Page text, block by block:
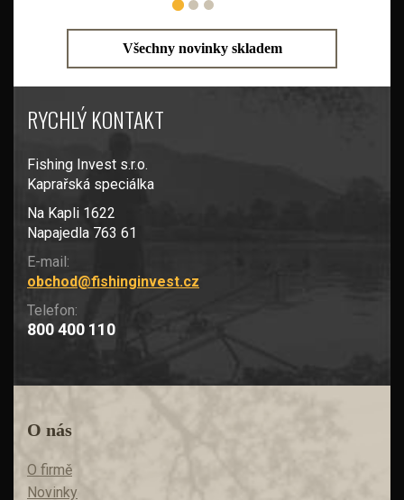
Všechny novinky skladem
RYCHLÝ KONTAKT
Fishing Invest s.r.o.
Kaprařská speciálka
Na Kapli 1622
Napajedla 763 61
E-mail:
obchod@fishinginvest.cz
Telefon:
800 400 110
O nás
O firmě
Novinky